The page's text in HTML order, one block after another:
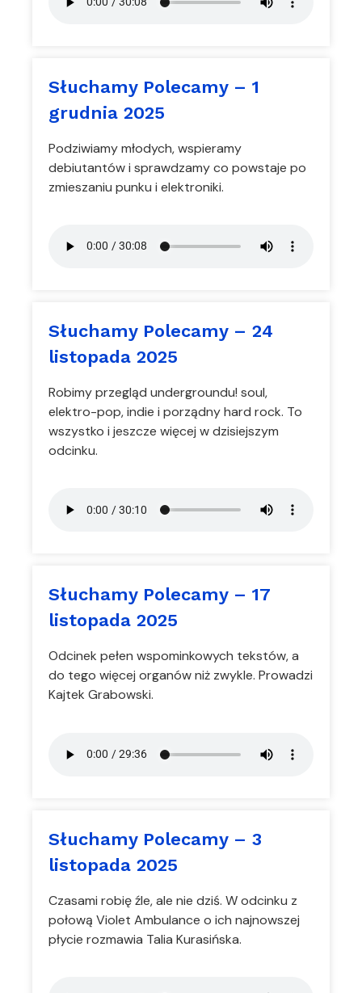
Słuchamy Polecamy – 1
grudnia 2025
Podziwiamy młodych, wspieramy
debiutantów i sprawdzamy co powstaje po
zmieszaniu punku i elektroniki.
Słuchamy Polecamy – 24
listopada 2025
Robimy przegląd undergroundu! soul,
elektro-pop, indie i porządny hard rock. To
wszystko i jeszcze więcej w dzisiejszym
odcinku.
Słuchamy Polecamy – 17
listopada 2025
Odcinek pełen wspominkowych tekstów, a
do tego więcej organów niż zwykle. Prowadzi
Kajtek Grabowski.
Słuchamy Polecamy – 3
listopada 2025
Czasami robię źle, ale nie dziś. W odcinku z
połową Violet Ambulance o ich najnowszej
płycie rozmawia Talia Kurasińska.